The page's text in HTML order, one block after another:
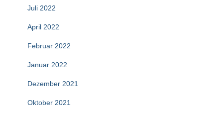
Juli 2022
April 2022
Februar 2022
Januar 2022
Dezember 2021
Oktober 2021